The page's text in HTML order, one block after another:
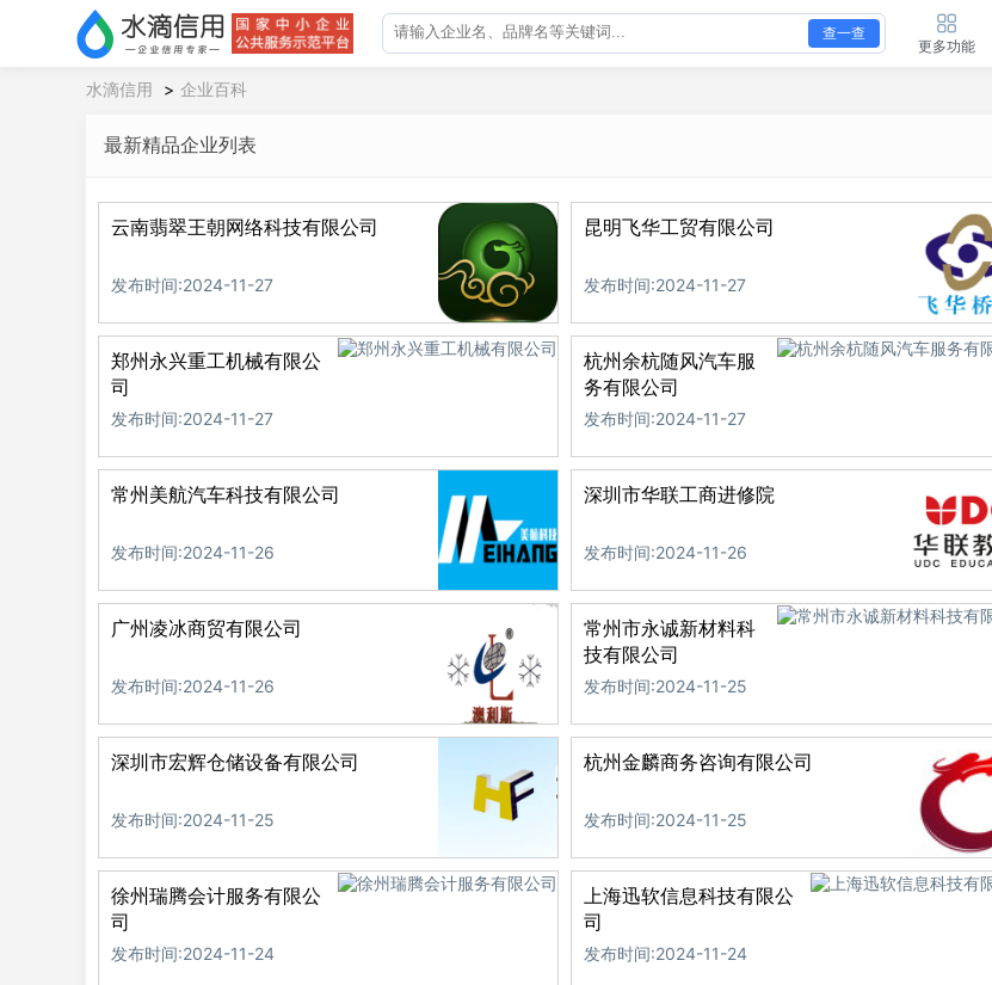
查一查
更多功能
水滴信用 > 企业百科
最新精品企业列表
云南翡翠王朝网络科技有限公司
发布时间:2024-11-27
昆明飞华工贸有限公司
发布时间:2024-11-27
郑州永兴重工机械有限公
司
发布时间:2024-11-27
杭州余杭随风汽车服
务有限公司
发布时间:2024-11-27
常州美航汽车科技有限公司
发布时间:2024-11-26
深圳市华联工商进修院
发布时间:2024-11-26
广州凌冰商贸有限公司
发布时间:2024-11-26
常州市永诚新材料科
技有限公司
发布时间:2024-11-25
深圳市宏辉仓储设备有限公司
发布时间:2024-11-25
杭州金麟商务咨询有限公司
发布时间:2024-11-25
徐州瑞腾会计服务有限公
司
发布时间:2024-11-24
上海迅软信息科技有限公
司
发布时间:2024-11-24